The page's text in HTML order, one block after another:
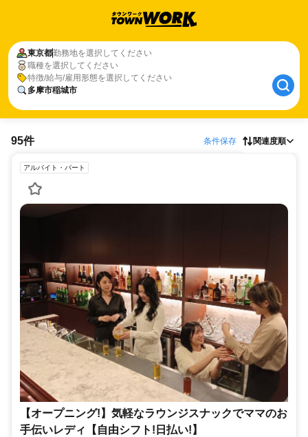
東京都勤務地を選択してください
職種を選択してください
特徴/給与/雇用形態を選択してください
多摩市稲城市
95件 条件保存 関連度順
アルバイト・パート
【オープニング!】気軽なラウンジスナックでママのお
手伝いレディ【自由シフト!日払い!】